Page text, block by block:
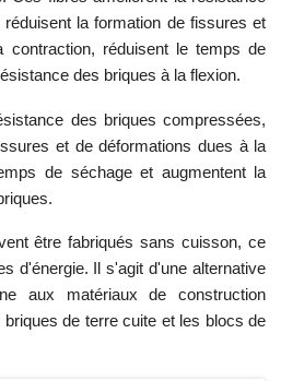
la formation de fissures et
contraction, réduisent le temps de
des briques à la flexion.
des briques compressées,
et de déformations dues à la
de séchage et augmentent la
être fabriqués sans cuisson, ce
d'énergie. Il s'agit d'une alternative
aux matériaux de construction
de terre cuite et les blocs de